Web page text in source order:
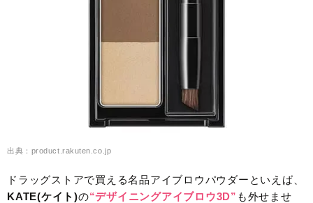
出典：product.rakuten.co.jp
ドラッグストアで買える名品アイブロウパウダーといえば、
KATE(ケイト)の“デザイニングアイブロウ3D” も外せませ